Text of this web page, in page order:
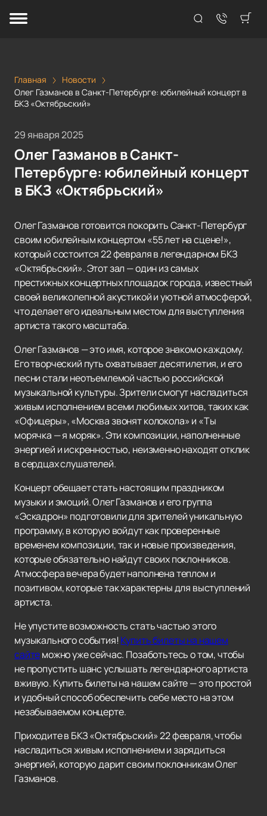
Главная
Новости
Олег Газманов в Санкт-Петербурге: юбилейный концерт в
БКЗ «Октябрьский»
29 января 2025
Олег Газманов в Санкт-
Петербурге: юбилейный концерт
в БКЗ «Октябрьский»
Олег Газманов готовится покорить Санкт-Петербург
своим юбилейным концертом «55 лет на сцене!»,
который состоится 22 февраля в легендарном БКЗ
«Октябрьский». Этот зал — один из самых
престижных концертных площадок города, известный
своей великолепной акустикой и уютной атмосферой,
что делает его идеальным местом для выступления
артиста такого масштаба.
Олег Газманов — это имя, которое знакомо каждому.
Его творческий путь охватывает десятилетия, и его
песни стали неотъемлемой частью российской
музыкальной культуры. Зрители смогут насладиться
живым исполнением всеми любимых хитов, таких как
«Офицеры», «Москва звонят колокола» и «Ты
морячка — я моряк». Эти композиции, наполненные
энергией и искренностью, неизменно находят отклик
в сердцах слушателей.
Концерт обещает стать настоящим праздником
музыки и эмоций. Олег Газманов и его группа
«Эскадрон» подготовили для зрителей уникальную
программу, в которую войдут как проверенные
временем композиции, так и новые произведения,
которые обязательно найдут своих поклонников.
Атмосфера вечера будет наполнена теплом и
позитивом, которые так характерны для выступлений
артиста.
Не упустите возможность стать частью этого
музыкального события! Купить билеты на нашем
сайтеможно уже сейчас. Позаботьтесь о том, чтобы
не пропустить шанс услышать легендарного артиста
вживую. Купить билеты на нашем сайте — это простой
и удобный способ обеспечить себе место на этом
незабываемом концерте.
Приходите в БКЗ «Октябрьский» 22 февраля, чтобы
насладиться живым исполнением и зарядиться
энергией, которую дарит своим поклонникам Олег
Газманов.